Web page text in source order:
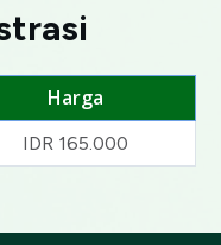
Harga
IDR 165.000